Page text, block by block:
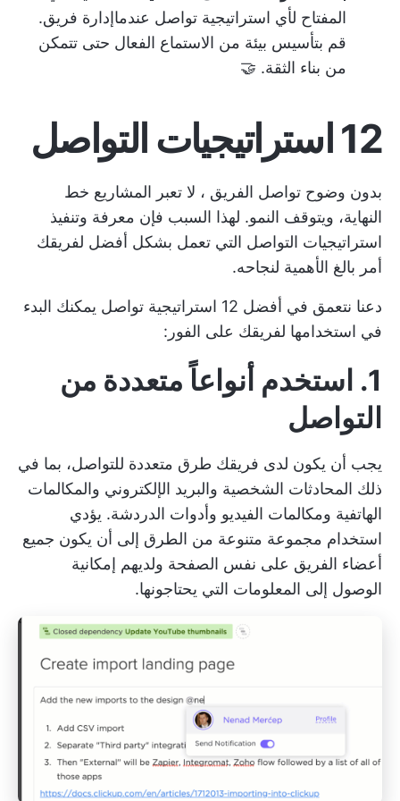
المفتاح لأي استراتيجية تواصل عندماإدارة فريق.
قم بتأسيس بيئة من الاستماع الفعال حتى تتمكن
من بناء الثقة. 🤝
12 استراتيجيات التواصل
بدون وضوح تواصل الفريق ، لا تعبر المشاريع خط
النهاية، ويتوقف النمو. لهذا السبب فإن معرفة وتنفيذ
استراتيجيات التواصل التي تعمل بشكل أفضل لفريقك
أمر بالغ الأهمية لنجاحه.
دعنا نتعمق في أفضل 12 استراتيجية تواصل يمكنك البدء
في استخدامها لفريقك على الفور:
1. استخدم أنواعاً متعددة من
التواصل
يجب أن يكون لدى فريقك طرق متعددة للتواصل، بما في
ذلك المحادثات الشخصية والبريد الإلكتروني والمكالمات
الهاتفية ومكالمات الفيديو وأدوات الدردشة. يؤدي
استخدام مجموعة متنوعة من الطرق إلى أن يكون جميع
أعضاء الفريق على نفس الصفحة ولديهم إمكانية
الوصول إلى المعلومات التي يحتاجونها.